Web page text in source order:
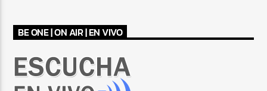
BE ONE | ON AIR | EN VIVO